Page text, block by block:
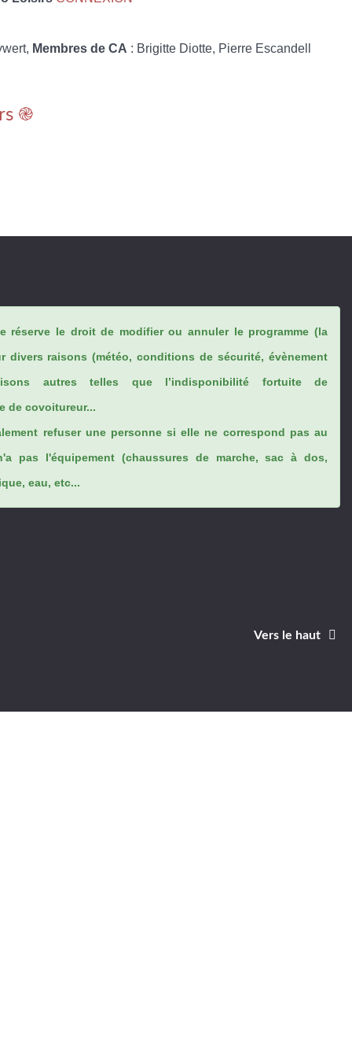
Membres de CA : Brigitte Diotte, Pierre Escandell
֎
réserve le droit de modifier ou annuler le programme (la
divers raisons (météo, conditions de sécurité, évènement
autres telles que l’indisponibilité fortuite de
de covoitureur...
refuser une personne si elle ne correspond pas au
pas l'équipement (chaussures de marche, sac à dos,
eau, etc...
Vers le haut